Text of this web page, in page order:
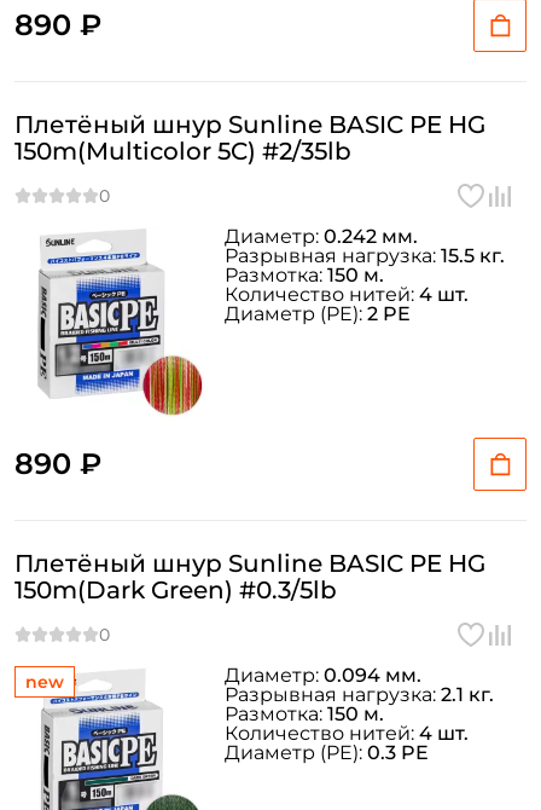
890 ₽
Плетёный шнур Sunline BASIC PE HG
150m(Multicolor 5C) #2/35lb
890 ₽
Диаметр: 0.242 мм.
Разрывная нагрузка: 15.5 кг.
Размотка: 150 м.
Количество нитей: 4 шт.
Диаметр (PE): 2 PE
new
Плетёный шнур Sunline BASIC PE HG
150m(Dark Green) #0.3/5lb
Диаметр: 0.094 мм.
Разрывная нагрузка: 2.1 кг.
Размотка: 150 м.
Количество нитей: 4 шт.
Диаметр (PE): 0.3 PE